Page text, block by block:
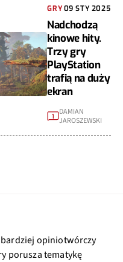
GRY09 STY 2025
Nadchodzą
kinowe hity.
Trzy gry
PlayStation
trafią na duży
ekran
1
DAMIAN
JAROSZEWSKI
opiniotwórczy
porusza tematykę